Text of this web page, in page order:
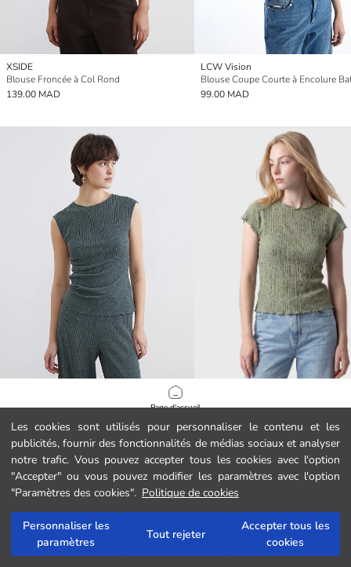
Les cookies sont utilisés pour personnaliser le contenu et les
publicités, fournir des fonctionnalités de médias sociaux et analyser
notre trafic. Vous pouvez accepter tous les cookies avec l'option
"Accepter" ou vous pouvez modifier les paramètres avec l'option
"Paramètres des cookies". Politique de cookies
Personnaliser les
paramètres
Tout rejeter
Accepter tous les
cookies
Page d'accueil
Catégories
Mon panier
XSIDE
Blouse Froncée à Col Rond
139.00 MAD
LCW Vision
99.00 MAD
Blouse Froncée à Col Rond
139.00 MAD
Blouse Texturée à Col Rond
99.00 MAD
342